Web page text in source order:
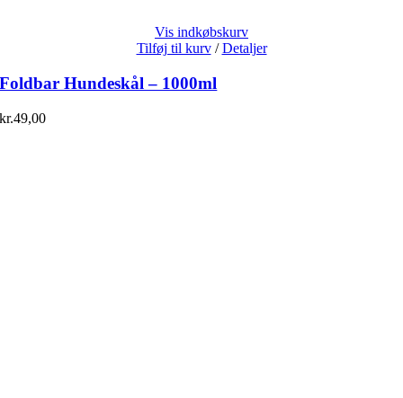
Vis indkøbskurv
Tilføj til kurv / Detaljer
Foldbar Hundeskål – 1000ml
kr.49,00